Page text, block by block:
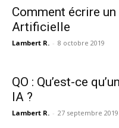
Comment écrire
Artificielle
Lambert R. - 8 octobre 2019
QO : Qu’est-ce
IA ?
Lambert R. - 27 septembre 2019